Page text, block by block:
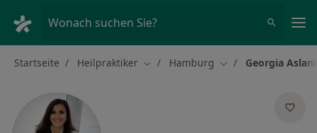
Wonach suchen Sie?
Startseite Heilpraktiker Stadt ändern
Hamburg Stadt ändern
Georgia